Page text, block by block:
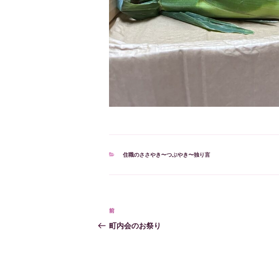
カ
住職のささやき〜つぶやき〜独り言
投
稿
過
去
前
町内会のお祭り